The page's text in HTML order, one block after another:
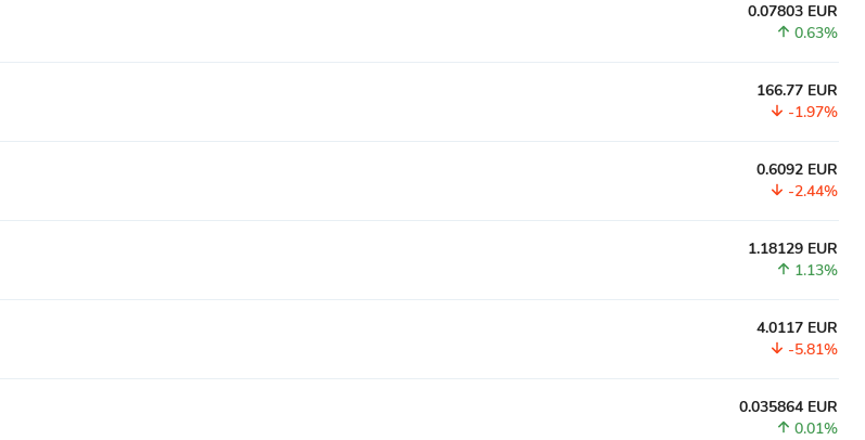
0.07803 EUR
0.63%
166.77 EUR
-1.97%
0.6092 EUR
-2.44%
1.18129 EUR
1.13%
4.0117 EUR
-5.81%
0.035864 EUR
0.01%